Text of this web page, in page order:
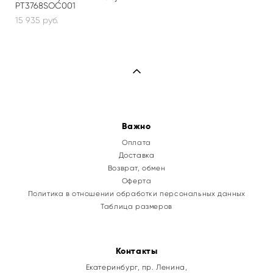
PT3768SOC001
15 935 pуб.
Важно
Оплата
Доставка
Возврат, обмен
Оферта
Политика в отношении обработки персональных данных
Таблица размеров
Контакты
Екатеринбург, пр. Ленина,